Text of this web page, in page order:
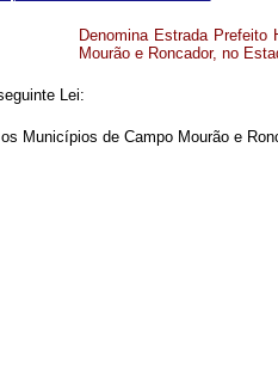
Denomina Estrada Prefeito
Mourão e Roncador, no
Lei:
Municípios de Campo Mourão e